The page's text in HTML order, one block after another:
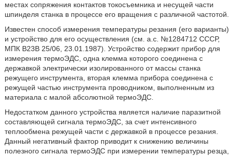
местах сопряжения контактов токосъемника и несущей части
шпинделя станка в процессе его вращения с различной частотой.
Известен способ измерения температуры резания (его варианты)
и устройство для его осуществления (см. а.с. №1284712 СССР,
МПК В23В 25/06, 23.01.1987). Устройство содержит прибор для
измерения термоЭДС, одна клемма которого соединена с
державкой электрически изолированного от массы станка
режущего инструмента, вторая клемма прибора соединена с
режущей частью инструмента проводником, выполненным из
материала с малой абсолютной термоЭДС.
Недостатком данного устройства является наличие паразитной
составляющей сигнала термоЭДС, за счет интенсивного
теплообмена режущей части с державкой в процессе резания.
Данный негативный фактор приводит к снижению величины
полезного сигнала термоЭДС при измерении температуры резца,